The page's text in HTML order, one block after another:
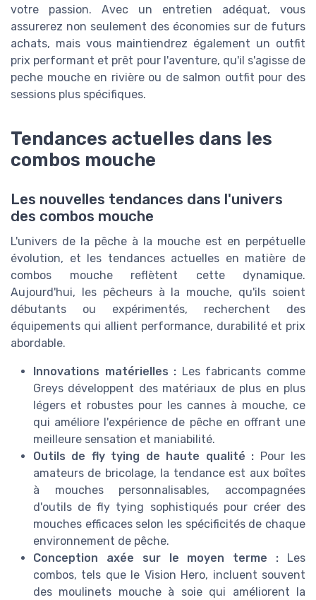
votre passion. Avec un entretien adéquat, vous
assurerez non seulement des économies sur de futurs
achats, mais vous maintiendrez également un outfit
prix performant et prêt pour l'aventure, qu'il s'agisse de
peche mouche en rivière ou de salmon outfit pour des
sessions plus spécifiques.
Tendances actuelles dans les
combos mouche
Les nouvelles tendances dans l'univers
des combos mouche
L'univers de la pêche à la mouche est en perpétuelle
évolution, et les tendances actuelles en matière de
combos mouche reflètent cette dynamique.
Aujourd'hui, les pêcheurs à la mouche, qu'ils soient
débutants ou expérimentés, recherchent des
équipements qui allient performance, durabilité et prix
abordable.
Innovations matérielles : Les fabricants comme
Greys développent des matériaux de plus en plus
légers et robustes pour les cannes à mouche, ce
qui améliore l'expérience de pêche en offrant une
meilleure sensation et maniabilité.
Outils de fly tying de haute qualité : Pour les
amateurs de bricolage, la tendance est aux boîtes
à mouches personnalisables, accompagnées
d'outils de fly tying sophistiqués pour créer des
mouches efficaces selon les spécificités de chaque
environnement de pêche.
Conception axée sur le moyen terme : Les
combos, tels que le Vision Hero, incluent souvent
des moulinets mouche à soie qui améliorent la